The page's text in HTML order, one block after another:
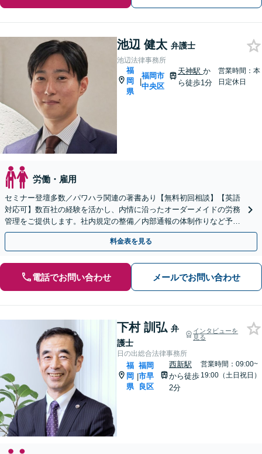
池辺 健太 弁護士
池辺法律事務所
福
岡
県
|
福岡市
中央区
天神駅 か
ら徒歩1分
営業時間：本
日定休日
労働・雇用
セミナー登壇多数／パワハラ関連の著書あり【無料初回相談】【英語
対応可】数百社の経験を活かし、内情に沿ったオーダーメイドの労務
管理をご提供します。社内規定の整備／内部通報の体制作りなど予防
法務に注力。クイックレスポンスが強み【天神駅１分】
料金表を見る
電話でお問い合わせ メールでお問い合わせ
下村 訓弘 弁
護士
インタビューを
見る
日の出総合法律事務所
福
岡
県
|
福岡
市早
良区
西新駅
から徒歩
2分
営業時間：09:00~
19:00（土日祝日）